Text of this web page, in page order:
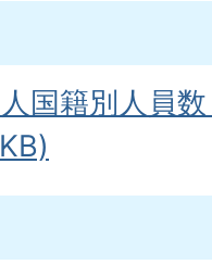
国籍別人員